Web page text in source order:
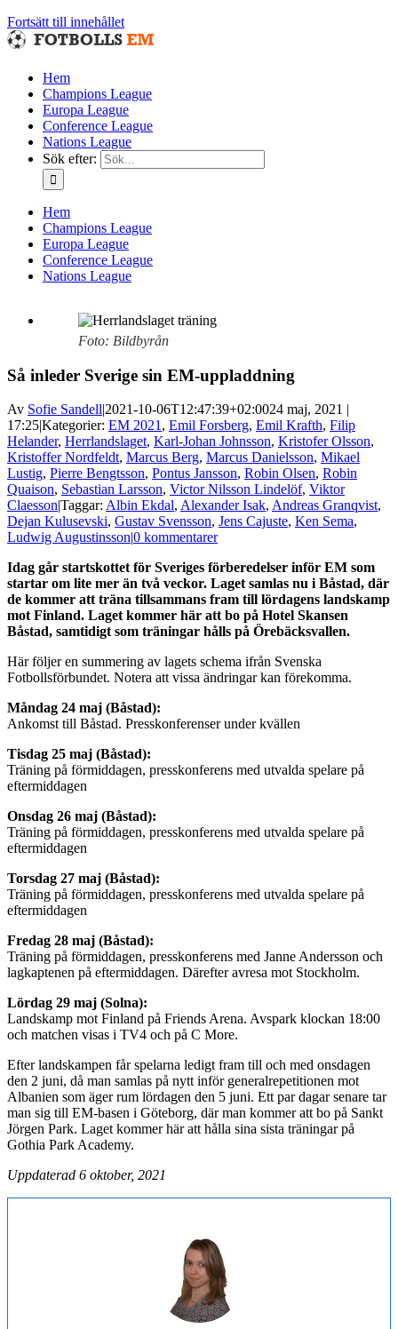
Fortsätt till innehållet
Hem
Champions League
Europa League
Conference League
Nations League
Sök efter:
Hem
Champions League
Europa League
Conference League
Nations League
Foto: Bildbyrån
Så inleder Sverige sin EM-uppladdning
Av Sofie Sandell|2021-10-06T12:47:39+02:0024 maj, 2021 |
17:25|Kategorier: EM 2021, Emil Forsberg, Emil Krafth, Filip
Helander, Herrlandslaget, Karl-Johan Johnsson, Kristofer Olsson,
Kristoffer Nordfeldt, Marcus Berg, Marcus Danielsson, Mikael
Lustig, Pierre Bengtsson, Pontus Jansson, Robin Olsen, Robin
Quaison, Sebastian Larsson, Victor Nilsson Lindelöf, Viktor
Claesson|Taggar: Albin Ekdal, Alexander Isak, Andreas Granqvist,
Dejan Kulusevski, Gustav Svensson, Jens Cajuste, Ken Sema,
Ludwig Augustinsson|0 kommentarer
Idag går startskottet för Sveriges förberedelser inför EM som
startar om lite mer än två veckor. Laget samlas nu i Båstad, där
de kommer att träna tillsammans fram till lördagens landskamp
mot Finland. Laget kommer här att bo på Hotel Skansen
Båstad, samtidigt som träningar hålls på Örebäcksvallen.
Här följer en summering av lagets schema ifrån Svenska
Fotbollsförbundet. Notera att vissa ändringar kan förekomma.
Måndag 24 maj (Båstad):
Ankomst till Båstad. Presskonferenser under kvällen
Tisdag 25 maj (Båstad):
Träning på förmiddagen, presskonferens med utvalda spelare på
eftermiddagen
Onsdag 26 maj (Båstad):
Träning på förmiddagen, presskonferens med utvalda spelare på
eftermiddagen
Torsdag 27 maj (Båstad):
Träning på förmiddagen, presskonferens med utvalda spelare på
eftermiddagen
Fredag 28 maj (Båstad):
Träning på förmiddagen, presskonferens med Janne Andersson och
lagkaptenen på eftermiddagen. Därefter avresa mot Stockholm.
Lördag 29 maj (Solna):
Landskamp mot Finland på Friends Arena. Avspark klockan 18:00
och matchen visas i TV4 och på C More.
Efter landskampen får spelarna ledigt fram till och med onsdagen
den 2 juni, då man samlas på nytt inför generalrepetitionen mot
Albanien som äger rum lördagen den 5 juni. Ett par dagar senare tar
man sig till EM-basen i Göteborg, där man kommer att bo på Sankt
Jörgen Park. Laget kommer här att hålla sina sista träningar på
Gothia Park Academy.
Uppdaterad 6 oktober, 2021